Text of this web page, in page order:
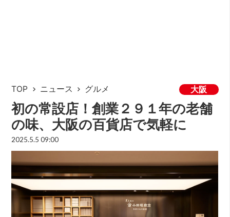
TOP ニュース グルメ 大阪
初の常設店！創業２９１年の老舗
の味、大阪の百貨店で気軽に
2025.5.5 09:00